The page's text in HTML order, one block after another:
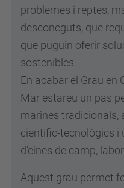
problemes i reptes,
desconeguts, que
que puguin oferir
sostenibles.
En acabar el Grau en
Mar estareu un pas
marines tradicionals,
científic-tecnològics i
d'eines de camp,
Aquest grau permet